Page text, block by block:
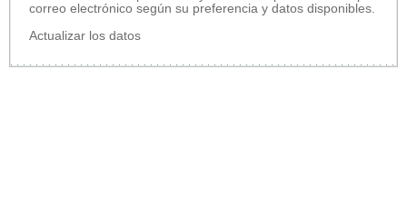
correo electrónico según su preferencia y datos disponibles.
Actualizar los datos